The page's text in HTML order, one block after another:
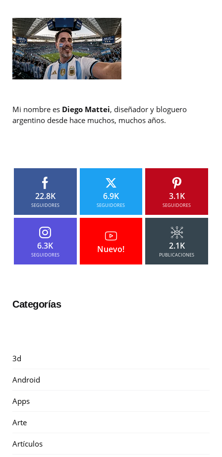
Mi nombre es Diego Mattei, diseñador y bloguero
argentino desde hace muchos, muchos años.
22.8K
SEGUIDORES
6.9K
SEGUIDORES
3.1K
SEGUIDORES
6.3K
SEGUIDORES
Nuevo! 2.1K
PUBLICACIONES
Categorías
3d
Android
Apps
Arte
Artículos